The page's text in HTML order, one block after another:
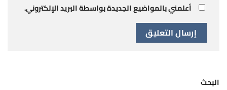
أعلمني بالمواضيع الجديدة بواسطة البريد الإلكتروني.
البحث